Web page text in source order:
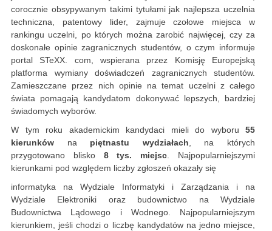
corocznie obsypywanym takimi tytułami jak najlepsza uczelnia
techniczna, patentowy lider, zajmuje czołowe miejsca w
rankingu uczelni, po których można zarobić najwięcej, czy za
doskonałe opinie zagranicznych studentów, o czym informuje
portal STeXX. com, wspierana przez Komisję Europejską
platforma wymiany doświadczeń zagranicznych studentów.
Zamieszczane przez nich opinie na temat uczelni z całego
świata pomagają kandydatom dokonywać lepszych, bardziej
świadomych wyborów.
W tym roku akademickim kandydaci mieli do wyboru 55
kierunków na piętnastu wydziałach, na których
przygotowano blisko 8 tys. miejsc. Najpopularniejszymi
kierunkami pod względem liczby zgłoszeń okazały się
informatyka na Wydziale Informatyki i Zarządzania i na
Wydziale Elektroniki oraz budownictwo na Wydziale
Budownictwa Lądowego i Wodnego. Najpopularniejszym
kierunkiem, jeśli chodzi o liczbę kandydatów na jedno miejsce,